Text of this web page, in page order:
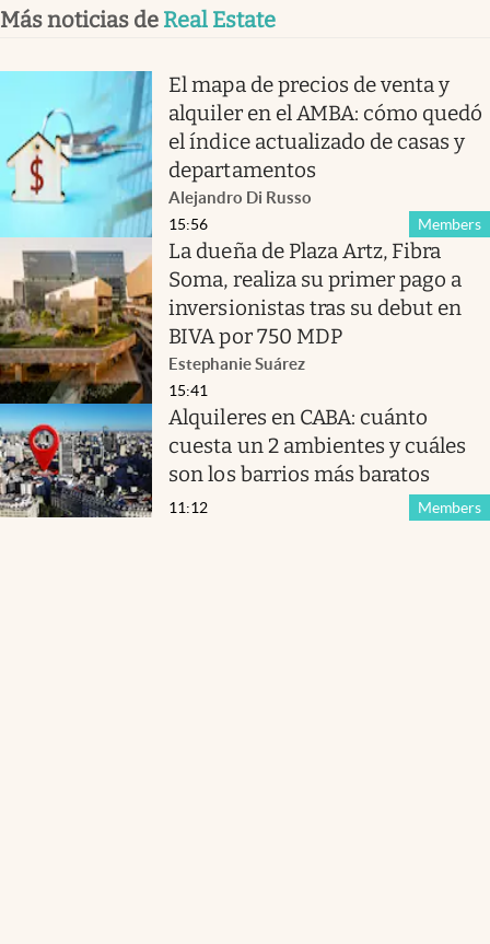
Más noticias de Real Estate
El mapa de precios de venta y
alquiler en el AMBA: cómo quedó
el índice actualizado de casas y
departamentos
Alejandro Di Russo
Members
15:56
La dueña de Plaza Artz, Fibra
Soma, realiza su primer pago a
inversionistas tras su debut en
BIVA por 750 MDP
Estephanie Suárez
15:41
Alquileres en CABA: cuánto
cuesta un 2 ambientes y cuáles
son los barrios más baratos
Members
11:12